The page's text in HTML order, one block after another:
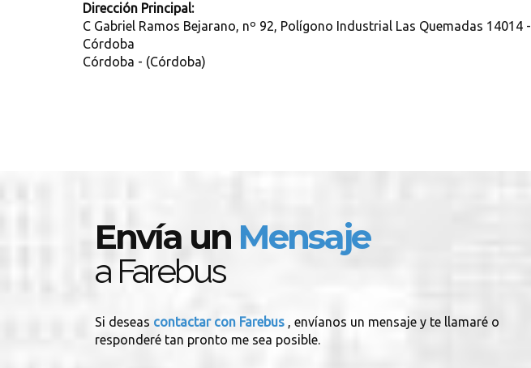
Dirección Principal:
C Gabriel Ramos Bejarano, nº 92, Polígono Industrial Las Quemadas 14014 -
Córdoba
Córdoba - (Córdoba)
Envía un Mensaje
a Farebus
Si deseas contactar con Farebus , envíanos un mensaje y te llamaré o
responderé tan pronto me sea posible.